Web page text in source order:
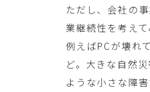
ただし、会社の
業継続性を考えて
例えばPCが壊れ
ど。大きな自然
ような小さな障